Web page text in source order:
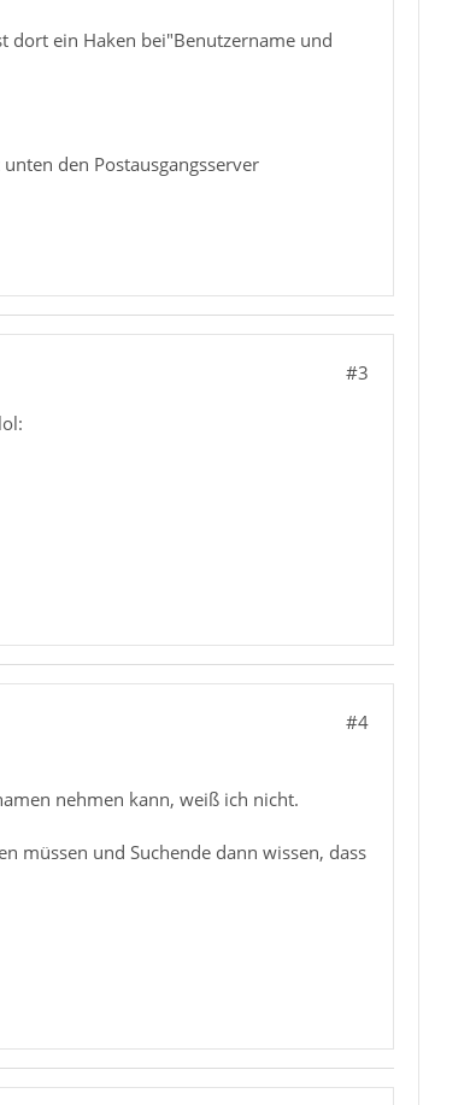
dort ein Haken bei"Benutzername und
den Postausgangsserver
#3
#4
nehmen kann, weiß ich nicht.
müssen und Suchende dann wissen, dass